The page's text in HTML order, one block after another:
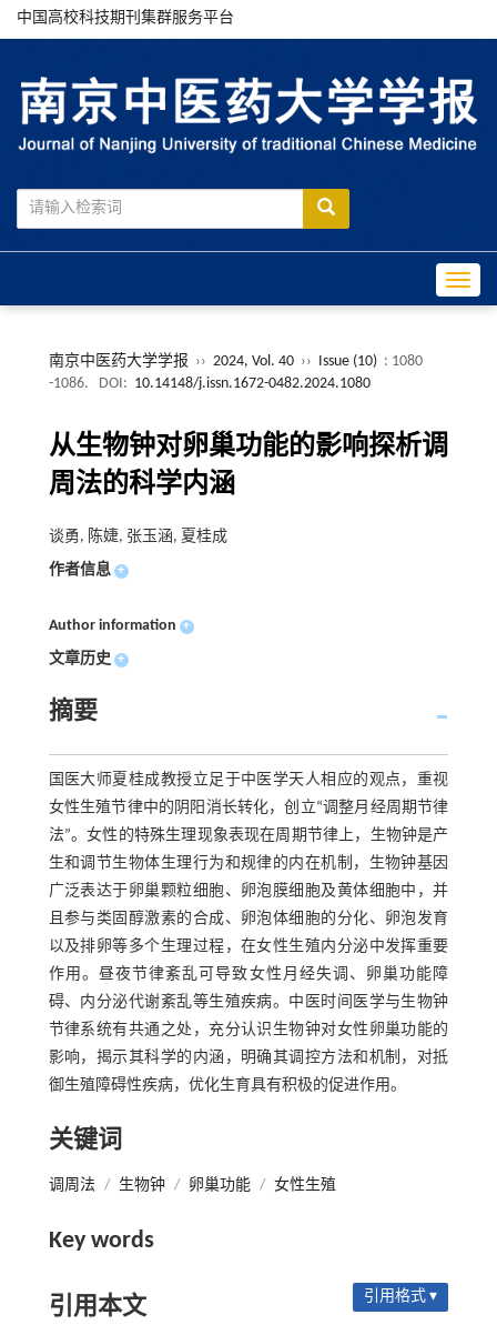
中国高校科技期刊集群服务平台
南京中医药大学学报 ›› 2024, Vol. 40 ›› Issue (10) : 1080
-1086.
DOI: 10.14148/j.issn.1672-0482.2024.1080
从生物钟对卵巢功能的影响探析调
周法的科学内涵
谈勇, 陈婕, 张玉涵, 夏桂成
作者信息 +
Author information +
文章历史 +
摘要
国医大师夏桂成教授立足于中医学天人相应的观点，重视
女性生殖节律中的阴阳消长转化，创立“调整月经周期节律
法”。女性的特殊生理现象表现在周期节律上，生物钟是产
生和调节生物体生理行为和规律的内在机制，生物钟基因
广泛表达于卵巢颗粒细胞、卵泡膜细胞及黄体细胞中，并
且参与类固醇激素的合成、卵泡体细胞的分化、卵泡发育
以及排卵等多个生理过程，在女性生殖内分泌中发挥重要
作用。昼夜节律紊乱可导致女性月经失调、卵巢功能障
碍、内分泌代谢紊乱等生殖疾病。中医时间医学与生物钟
节律系统有共通之处，充分认识生物钟对女性卵巢功能的
影响，揭示其科学的内涵，明确其调控方法和机制，对抵
御生殖障碍性疾病，优化生育具有积极的促进作用。
关键词
调周法 / 生物钟 / 卵巢功能 / 女性生殖
Key words
引用本文 引用格式 ▾